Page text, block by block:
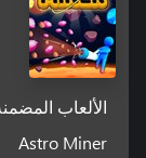
الألعاب
Astro Miner